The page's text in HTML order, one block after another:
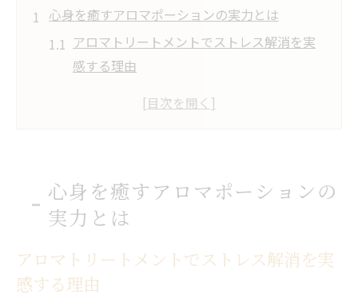
心身を癒すアロマポーションの実力とは
アロマトリートメントでストレス解消を実
感する理由
リフレッシュアロママッサージの魅力と効
果的な活用法
ストレス解消に最適なアロマポーションの
選び方
する方法
リフレッシュアロママッサージの実力を徹
心身を癒すアロマポーションの
実力とは
アロマトリートメントでストレス解消を実
感する理由